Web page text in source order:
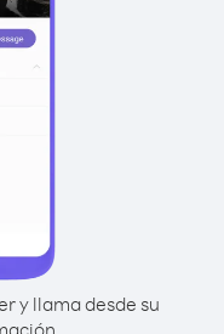
y llama desde su